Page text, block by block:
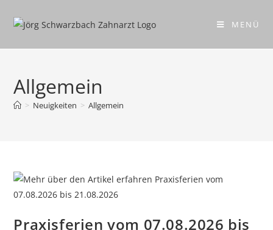
MENÜ
Allgemein
> Neuigkeiten > Allgemein
Praxisferien vom 07.08.2026 bis